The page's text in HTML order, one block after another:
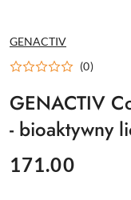
NAZWA
PRODUCENTA:
GENACTIV
(0)
GENACTIV
- bioaktywny
cena:
171.00